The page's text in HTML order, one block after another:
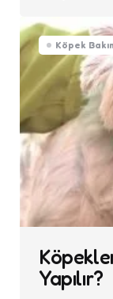
Köpek
Yapılır?